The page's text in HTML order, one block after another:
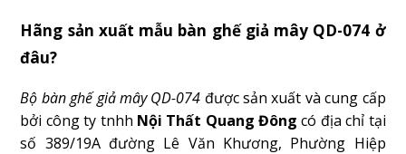
Hãng sản xuất mẫu bàn ghế giả mây QD-074 ở
đâu?
Bộ bàn ghế giả mây QD-074 được sản xuất và cung cấp
bởi công ty tnhh Nội Thất Quang Đông có địa chỉ tại
số 389/19A đường Lê Văn Khương, Phường Hiệp